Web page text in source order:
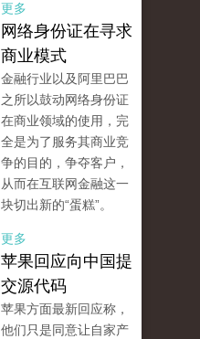
更多
网络身份证在寻求
商业模式
金融行业以及阿里巴巴
之所以鼓动网络身份证
在商业领域的使用，完
全是为了服务其商业竞
争的目的，争夺客户，
从而在互联网金融这一
块切出新的“蛋糕”。
更多
苹果回应向中国提
交源代码
苹果方面最新回应称，
他们只是同意让自家产